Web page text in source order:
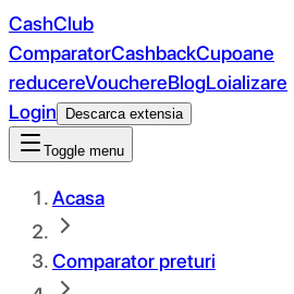
CashClub
ComparatorCashbackCupoane
reducereVouchereBlogLoializare
Login
Descarca extensia
Toggle menu
Acasa
Comparator preturi